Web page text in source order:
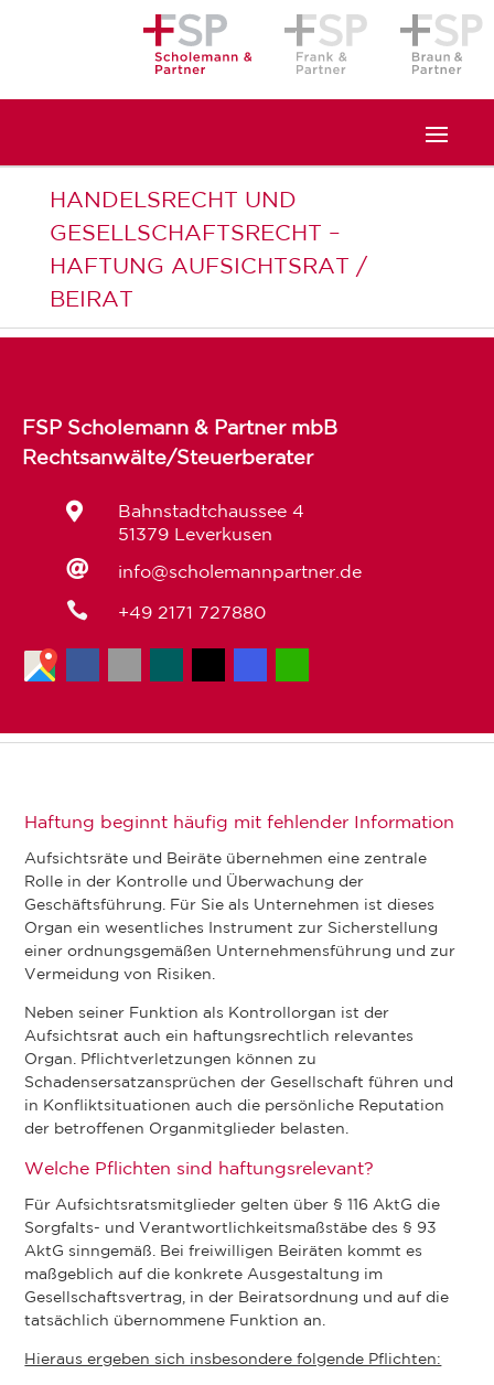
HANDELSRECHT UND
GESELLSCHAFTSRECHT –
HAFTUNG AUFSICHTSRAT /
BEIRAT
FSP Scholemann & Partner mbB
Rechtsanwälte/Steuerberater

Bahnstadtchaussee 4
51379 Leverkusen
 info@scholemannpartner.de
 +49 2171 727880
Haftung beginnt häufig mit fehlender Information
Aufsichtsräte und Beiräte übernehmen eine zentrale
Rolle in der Kontrolle und Überwachung der
Geschäftsführung. Für Sie als Unternehmen ist dieses
Organ ein wesentliches Instrument zur Sicherstellung
einer ordnungsgemäßen Unternehmensführung und zur
Vermeidung von Risiken.
Neben seiner Funktion als Kontrollorgan ist der
Aufsichtsrat auch ein haftungsrechtlich relevantes
Organ. Pflichtverletzungen können zu
Schadensersatzansprüchen der Gesellschaft führen und
in Konfliktsituationen auch die persönliche Reputation
der betroffenen Organmitglieder belasten.
Welche Pflichten sind haftungsrelevant?
Für Aufsichtsratsmitglieder gelten über § 116 AktG die
Sorgfalts- und Verantwortlichkeitsmaßstäbe des § 93
AktG sinngemäß. Bei freiwilligen Beiräten kommt es
maßgeblich auf die konkrete Ausgestaltung im
Gesellschaftsvertrag, in der Beiratsordnung und auf die
tatsächlich übernommene Funktion an.
Hieraus ergeben sich insbesondere folgende Pflichten: